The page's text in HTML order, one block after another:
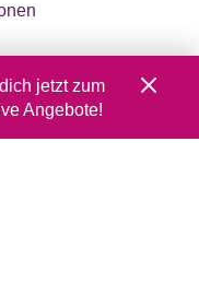
jetzt zum
Angebote!